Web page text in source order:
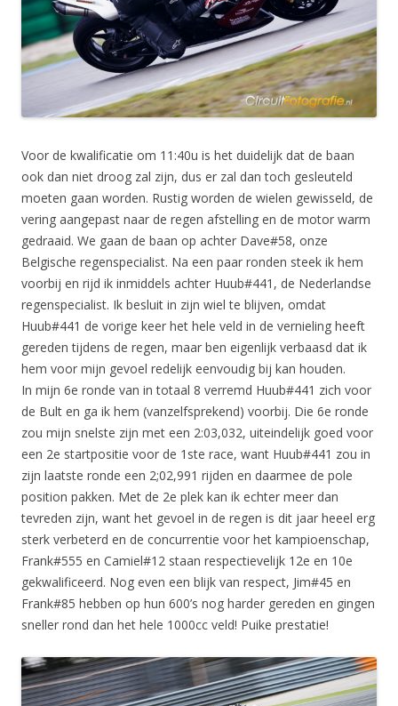
Voor de kwalificatie om 11:40u is het duidelijk dat de baan
ook dan niet droog zal zijn, dus er zal dan toch gesleuteld
moeten gaan worden. Rustig worden de wielen gewisseld, de
vering aangepast naar de regen afstelling en de motor warm
gedraaid. We gaan de baan op achter Dave#58, onze
Belgische regenspecialist. Na een paar ronden steek ik hem
voorbij en rijd ik inmiddels achter Huub#441, de Nederlandse
regenspecialist. Ik besluit in zijn wiel te blijven, omdat
Huub#441 de vorige keer het hele veld in de vernieling heeft
gereden tijdens de regen, maar ben eigenlijk verbaasd dat ik
hem voor mijn gevoel redelijk eenvoudig bij kan houden.
In mijn 6e ronde van in totaal 8 verremd Huub#441 zich voor
de Bult en ga ik hem (vanzelfsprekend) voorbij. Die 6e ronde
zou mijn snelste zijn met een 2:03,032, uiteindelijk goed voor
een 2e startpositie voor de 1ste race, want Huub#441 zou in
zijn laatste ronde een 2;02,991 rijden en daarmee de pole
position pakken. Met de 2e plek kan ik echter meer dan
tevreden zijn, want het gevoel in de regen is dit jaar heeel erg
sterk verbeterd en de concurrentie voor het kampioenschap,
Frank#555 en Camiel#12 staan respectievelijk 12e en 10e
gekwalificeerd. Nog even een blijk van respect, Jim#45 en
Frank#85 hebben op hun 600’s nog harder gereden en gingen
sneller rond dan het hele 1000cc veld! Puike prestatie!